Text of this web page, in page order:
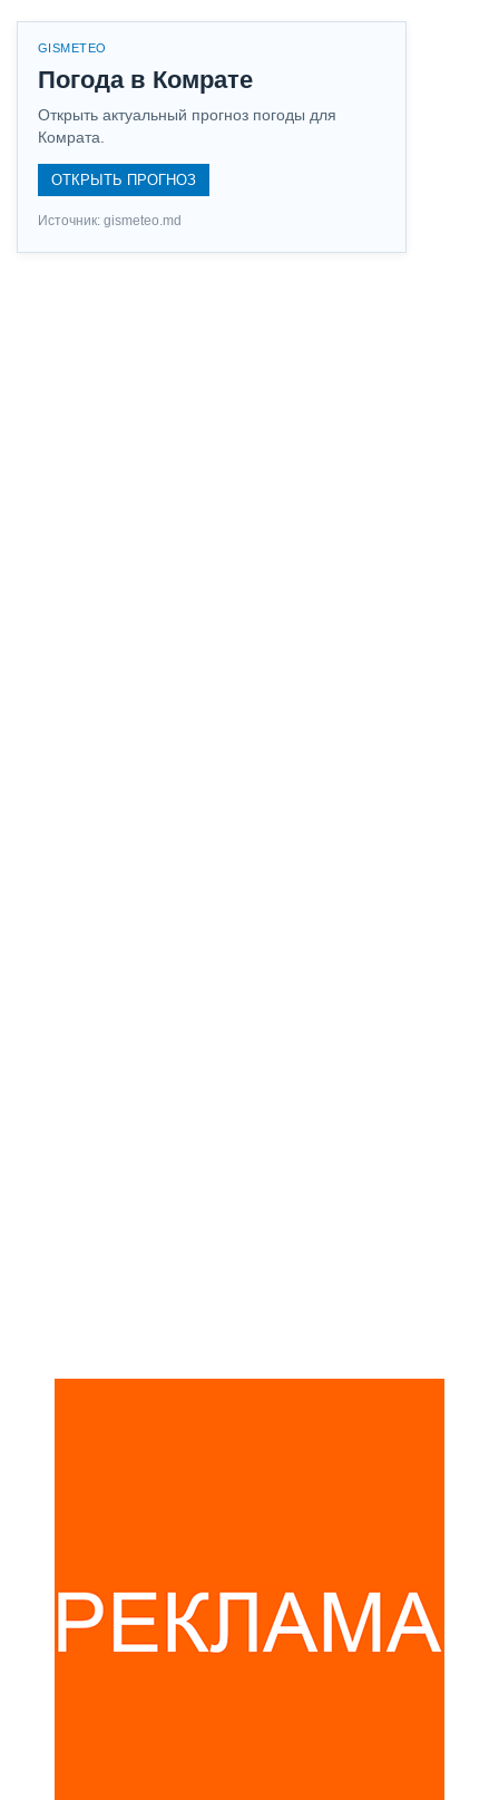
GISMETEO
Погода в Комрате
Открыть актуальный прогноз погоды для
Комрата.
ОТКРЫТЬ ПРОГНОЗ
Источник: gismeteo.md